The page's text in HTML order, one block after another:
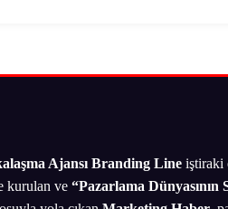
Ajansı Branding Lineiştiraki
kurulan ve“Pazarlama Dünyasının